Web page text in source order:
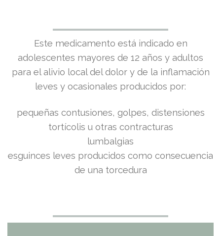
El
precio
original
era:
9,04€.
El
precio
actual
es:
9,04€.
Este medicamento está indicado en
adolescentes mayores de 12 años y adultos
para el alivio local del dolor y de la inflamación
leves y ocasionales producidos por:
pequeñas contusiones, golpes, distensiones
tortícolis u otras contracturas
lumbalgias
esguinces leves producidos como consecuencia
de una torcedura